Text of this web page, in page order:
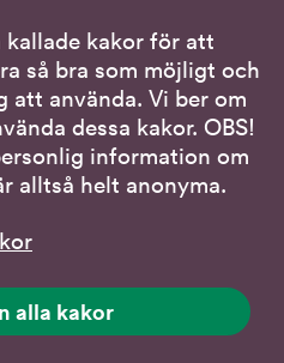
kallade kakor för att
så bra som möjligt och
att använda. Vi ber om
dessa kakor. OBS!
information om
alltså helt anonyma.
alla kakor